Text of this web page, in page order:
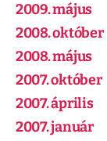
2009. május
2008. október
2008. május
2007. október
2007. április
2007. január